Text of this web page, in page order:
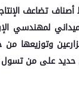
تضاعف
لمهندسي
على من تسول